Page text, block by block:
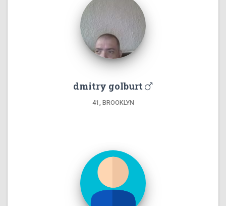
dmitry golburt
41, BROOKLYN